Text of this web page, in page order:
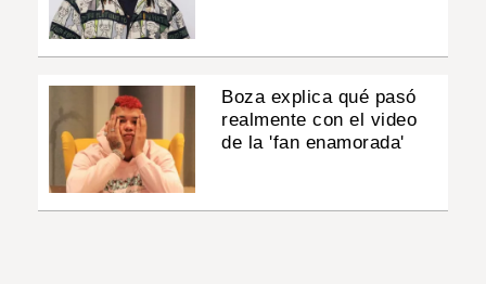
Boza explica qué pasó
realmente con el video
de la 'fan enamorada'